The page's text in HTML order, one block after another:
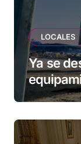
LOCALES
Ya se
de